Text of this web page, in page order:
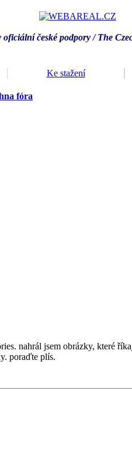
oficiální české podpory / The
Ke stažení
fóra
nahrál jsem obrázky, které
poraďte plís.